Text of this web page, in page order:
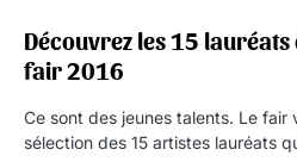
Découvrez les 15 lauréats
fair 2016
Ce sont des jeunes talents. Le fair
sélection des 15 artistes lauréats